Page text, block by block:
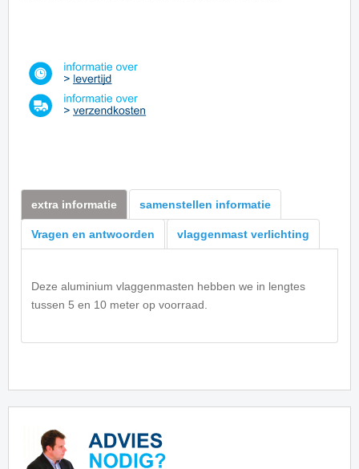
extra informatie samenstellen informatie
Vragen en antwoorden vlaggenmast verlichting
Deze aluminium vlaggenmasten hebben we in lengtes
tussen 5 en 10 meter op voorraad.